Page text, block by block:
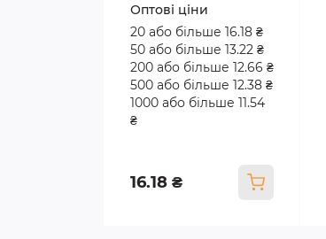
Оптові ціни
20 або більше 16.18 ₴
50 або більше 13.22 ₴
200 або більше 12.66 ₴
500 або більше 12.38 ₴
1000 або більше 11.54
₴
16.18 ₴